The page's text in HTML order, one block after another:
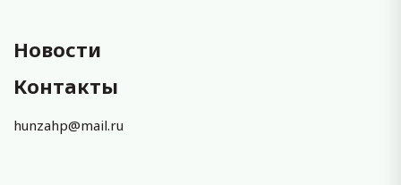
Новости
Контакты
hunzahp@mail.ru